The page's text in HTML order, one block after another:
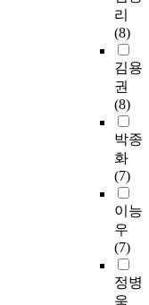
리
(8)
김용
권
(8)
박종
화
(7)
이능
우
(7)
정병
욱